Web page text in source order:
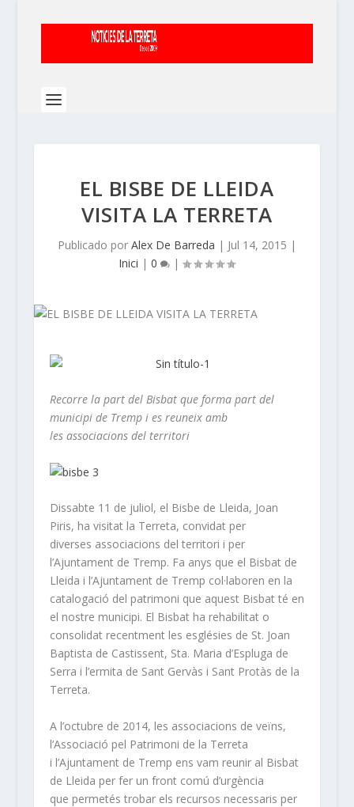
EL BISBE DE LLEIDA
VISITA LA TERRETA
Publicado por Alex De Barreda | Jul 14, 2015 |
Inici |0 |
Recorre la part del Bisbat que forma part del
municipi de Tremp i es reuneix amb
les associacions del territori
Dissabte 11 de juliol, el Bisbe de Lleida, Joan
Piris, ha visitat la Terreta, convidat per
diverses associacions del territori i per
l’Ajuntament de Tremp. Fa anys que el Bisbat de
Lleida i l’Ajuntament de Tremp col·laboren en la
catalogació del patrimoni que aquest Bisbat té en
el nostre municipi. El Bisbat ha rehabilitat o
consolidat recentment les esglésies de St. Joan
Baptista de Castissent, Sta. Maria d’Espluga de
Serra i l’ermita de Sant Gervàs i Sant Protàs de la
Terreta.
A l’octubre de 2014, les associacions de veïns,
l’Associació pel Patrimoni de la Terreta
i l’Ajuntament de Tremp ens vam reunir al Bisbat
de Lleida per fer un front comú d’urgència
que permetés trobar els recursos necessaris per